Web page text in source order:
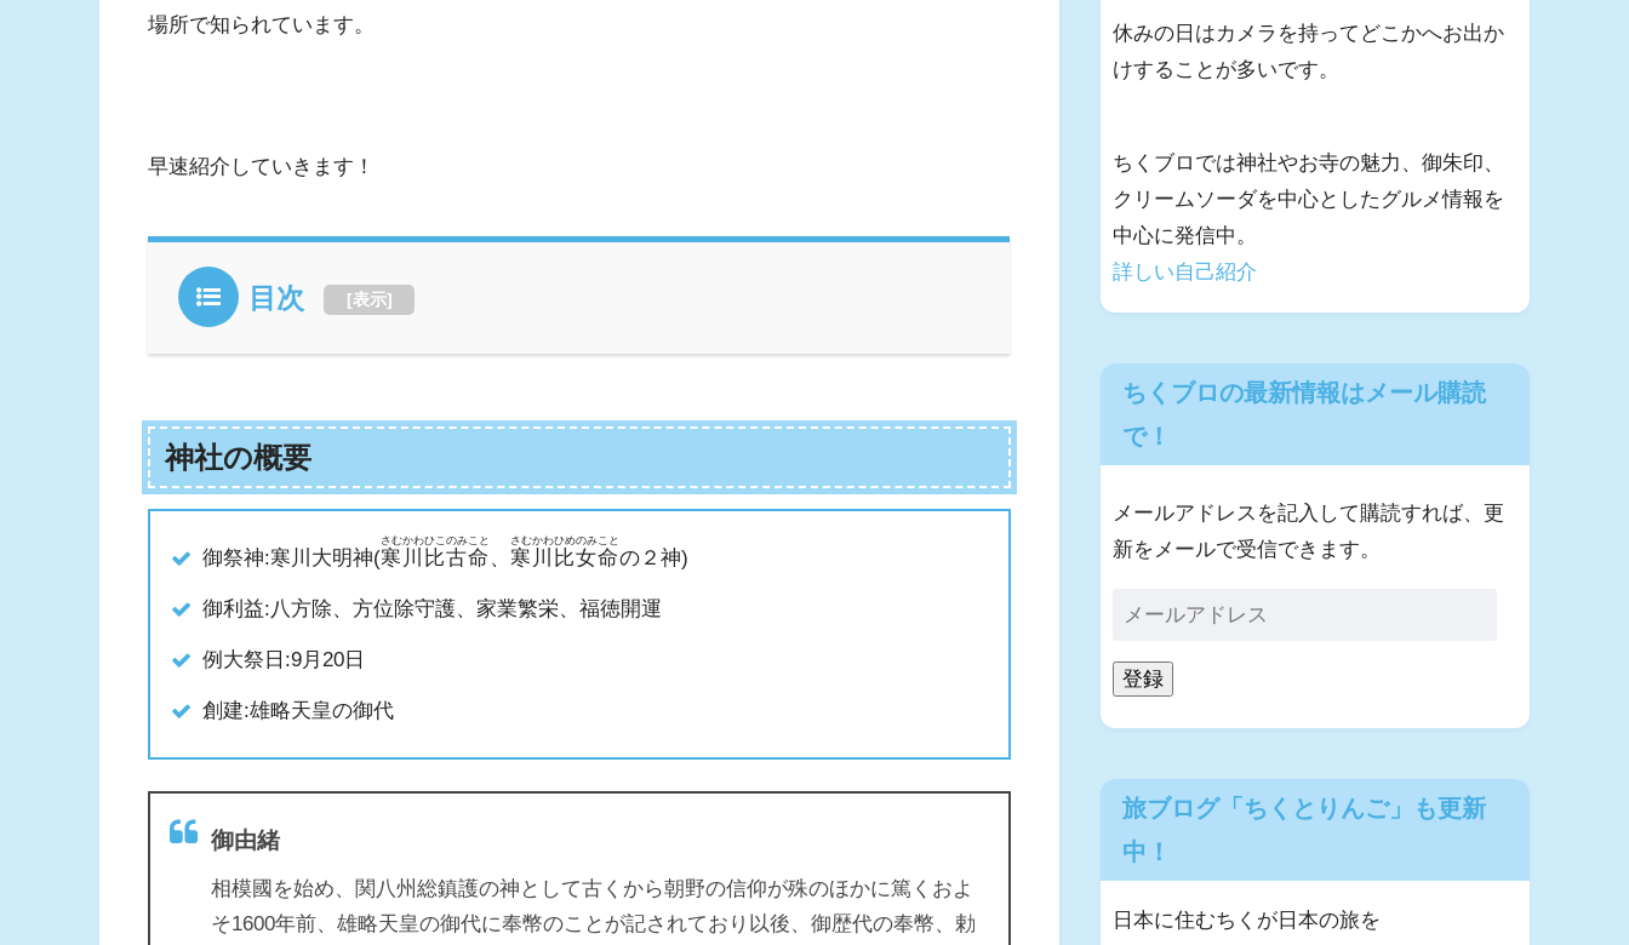
場所で知られています。
早速紹介していきます！
目次 [表示]
神社の概要
御祭神:寒川大明神(寒川比古命
さむかわひこのみこと
、 寒川比女命
さむかわひめのみこと
の２神)
御利益:八方除、方位除守護、家業繁栄、福徳開運
例大祭日:9月20日
創建:雄略天皇の御代
御由緒
相模國を始め、関八州総鎮護の神として古くから朝野の信仰が殊のほかに篤くおよ
そ1600年前、雄略天皇の御代に奉幣のことが記されており以後、御歴代の奉幣、勅
休みの日はカメラを持ってどこかへお出か
けすることが多いです。
ちくブロでは神社やお寺の魅力、御朱印、
クリームソーダを中心としたグルメ情報を
中心に発信中。
詳しい自己紹介
ちくブロの最新情報はメール購読
で！
メールアドレスを記入して購読すれば、更
新をメールで受信できます。
登録
旅ブログ「ちくとりんご」も更新
中！
日本に住むちくが日本の旅を